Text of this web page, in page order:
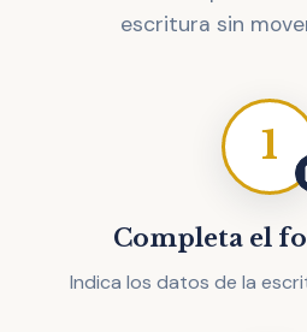
escritura sin
1
Completa el
Indica los datos de la